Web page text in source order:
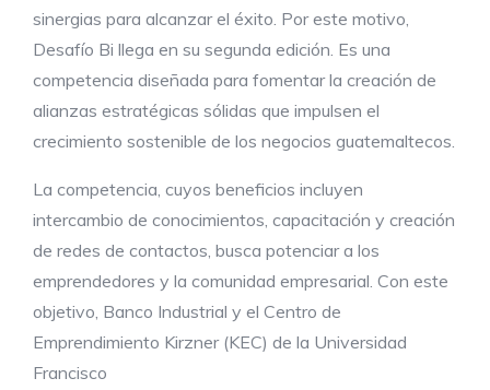
sinergias para alcanzar el éxito. Por este motivo,
Desafío Bi llega en su segunda edición. Es una
competencia diseñada para fomentar la creación de
alianzas estratégicas sólidas que impulsen el
crecimiento sostenible de los negocios guatemaltecos.
La competencia, cuyos beneficios incluyen
intercambio de conocimientos, capacitación y creación
de redes de contactos, busca potenciar a los
emprendedores y la comunidad empresarial. Con este
objetivo, Banco Industrial y el Centro de
Emprendimiento Kirzner (KEC) de la Universidad
Francisco